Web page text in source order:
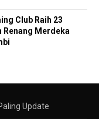
Club Raih 23
Renang Merdeka
Update